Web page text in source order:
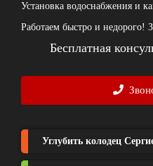
Установка водоснабжения и
Работаем быстро и недорого!
Бесплатная
Углубить колодец